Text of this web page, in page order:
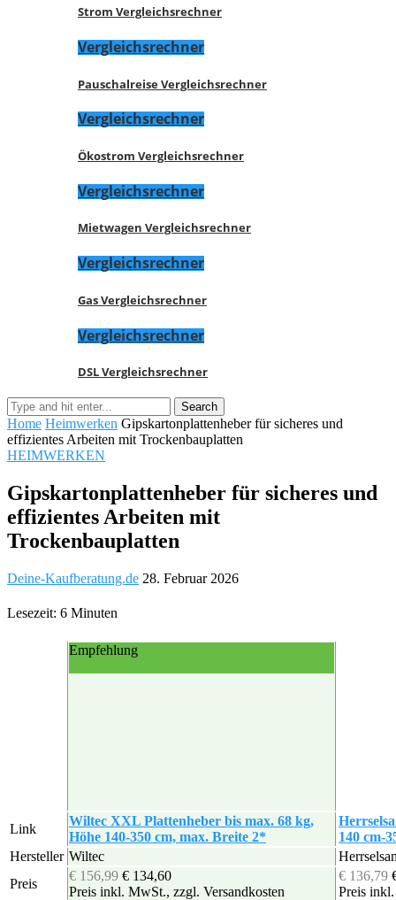
Strom Vergleichsrechner
Vergleichsrechner
Pauschalreise Vergleichsrechner
Vergleichsrechner
Ökostrom Vergleichsrechner
Vergleichsrechner
Mietwagen Vergleichsrechner
Vergleichsrechner
Gas Vergleichsrechner
Vergleichsrechner
DSL Vergleichsrechner
Home Heimwerken Gipskartonplattenheber für sicheres und
effizientes Arbeiten mit Trockenbauplatten
HEIMWERKEN
Gipskartonplattenheber für sicheres und
effizientes Arbeiten mit
Trockenbauplatten
Deine-Kaufberatung.de 28. Februar 2026
Lesezeit: 6 Minuten
Empfehlung
Link
Wiltec XXL Plattenheber bis max. 68 kg,
Höhe 140-350 cm, max. Breite 2*
140 cm-
Hersteller Wiltec
Preis
€ 156,99 € 134,60
Preis inkl. MwSt., zzgl. Versandkosten
€ 136,79
Preis